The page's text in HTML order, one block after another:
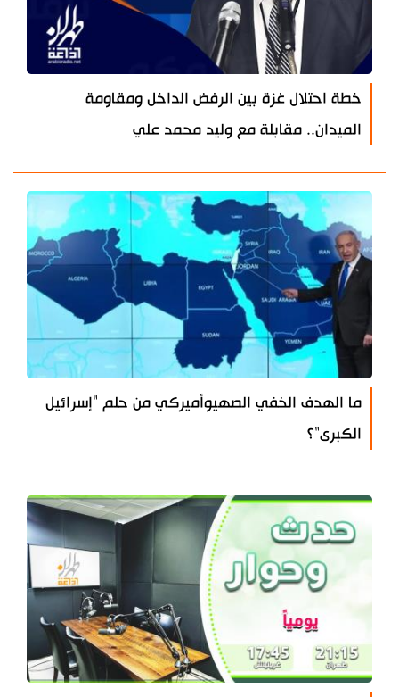
خطة احتلال غزة بين الرفض الداخل ومقاومة
الميدان.. مقابلة مع وليد محمد علي
ما الهدف الخفي الصهيوأميركي من حلم "إسرائيل
الكبرى"؟